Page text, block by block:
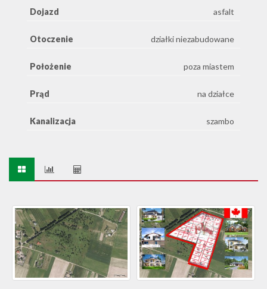
Dojazd asfalt
Otoczenie działki niezabudowane
Położenie poza miastem
Prąd na działce
Kanalizacja szambo